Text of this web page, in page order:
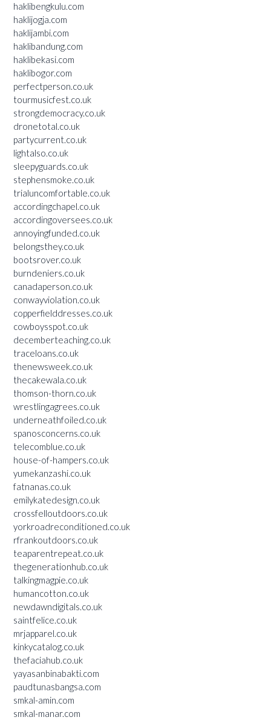
haklibengkulu.com
haklijogja.com
haklijambi.com
haklibandung.com
haklibekasi.com
haklibogor.com
perfectperson.co.uk
tourmusicfest.co.uk
strongdemocracy.co.uk
dronetotal.co.uk
partycurrent.co.uk
lightalso.co.uk
sleepyguards.co.uk
stephensmoke.co.uk
trialuncomfortable.co.uk
accordingchapel.co.uk
accordingoversees.co.uk
annoyingfunded.co.uk
belongsthey.co.uk
bootsrover.co.uk
burndeniers.co.uk
canadaperson.co.uk
conwayviolation.co.uk
copperfielddresses.co.uk
cowboysspot.co.uk
decemberteaching.co.uk
traceloans.co.uk
thenewsweek.co.uk
thecakewala.co.uk
thomson-thorn.co.uk
wrestlingagrees.co.uk
underneathfoiled.co.uk
spanosconcerns.co.uk
telecomblue.co.uk
house-of-hampers.co.uk
yumekanzashi.co.uk
fatnanas.co.uk
emilykatedesign.co.uk
crossfelloutdoors.co.uk
yorkroadreconditioned.co.uk
rfrankoutdoors.co.uk
teaparentrepeat.co.uk
thegenerationhub.co.uk
talkingmagpie.co.uk
humancotton.co.uk
newdawndigitals.co.uk
saintfelice.co.uk
mrjapparel.co.uk
kinkycatalog.co.uk
thefaciahub.co.uk
yayasanbinabakti.com
paudtunasbangsa.com
smkal-amin.com
smkal-manar.com